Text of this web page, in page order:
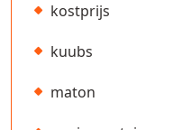
kostprijs
kuubs
maton